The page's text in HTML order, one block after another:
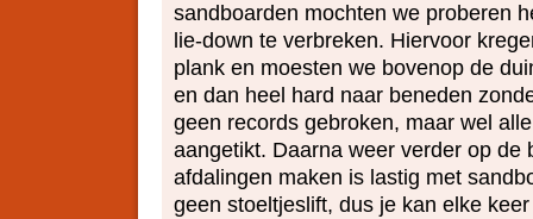
sandboarden mochten we proberen
lie-down te verbreken. Hiervoor
plank en moesten we bovenop de
en dan heel hard naar beneden
geen records gebroken, maar wel
aangetikt. Daarna weer verder op de
afdalingen maken is lastig met
geen stoeltjeslift, dus je kan elke